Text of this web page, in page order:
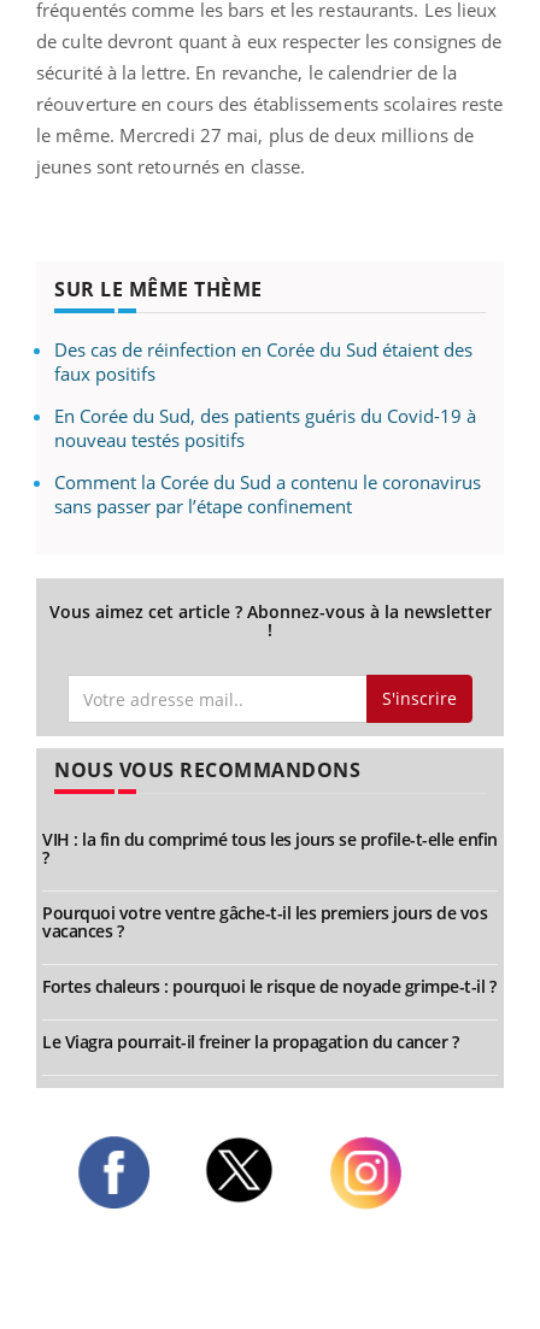
fréquentés comme les bars et les restaurants. Les lieux
de culte devront quant à eux respecter les consignes de
sécurité à la lettre. En revanche, le calendrier de la
réouverture en cours des établissements scolaires reste
le même. Mercredi 27 mai, plus de deux millions de
jeunes sont retournés en classe.
SUR LE MÊME THÈME
Des cas de réinfection en Corée du Sud étaient des
faux positifs
En Corée du Sud, des patients guéris du Covid-19 à
nouveau testés positifs
Comment la Corée du Sud a contenu le coronavirus
sans passer par l’étape confinement
Vous aimez cet article ? Abonnez-vous à la newsletter
!
S'inscrire
NOUS VOUS RECOMMANDONS
VIH : la fin du comprimé tous les jours se profile-t-elle enfin
?
Pourquoi votre ventre gâche-t-il les premiers jours de vos
vacances ?
Fortes chaleurs : pourquoi le risque de noyade grimpe-t-il ?
Le Viagra pourrait-il freiner la propagation du cancer ?